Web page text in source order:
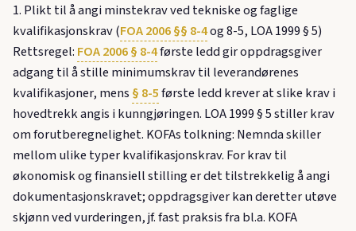
1. Plikt til å angi minstekrav ved tekniske og faglige
kvalifikasjonskrav (FOA 2006 §§ 8-4og 8-5, LOA 1999 § 5)
Rettsregel: FOA 2006 § 8-4første ledd gir oppdragsgiver
adgang til å stille minimumskrav til leverandørenes
kvalifikasjoner, mens § 8-5første ledd krever at slike krav i
hovedtrekk angis i kunngjøringen. LOA 1999 § 5 stiller krav
om forutberegnelighet. KOFAs tolkning: Nemnda skiller
mellom ulike typer kvalifikasjonskrav. For krav til
økonomisk og finansiell stilling er det tilstrekkelig å angi
dokumentasjonskravet; oppdragsgiver kan deretter utøve
skjønn ved vurderingen, jf. fast praksis fra bl.a. KOFA